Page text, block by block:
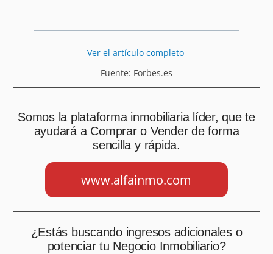
Ver el artículo completo
Fuente: Forbes.es
Somos la plataforma inmobiliaria líder, que te
ayudará a Comprar o Vender de forma
sencilla y rápida.
www.alfainmo.com
¿Estás buscando ingresos adicionales o
potenciar tu Negocio Inmobiliario?